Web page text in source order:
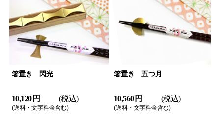
箸置き 閃光
10,120 円 (税込)
(送料・文字料金含む)
箸置き 五つ月
10,560 円 (税込)
(送料・文字料金含む)